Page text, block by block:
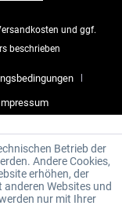
und ggf.
beschrieben
Betrieb der
Andere Cookies,
erhöhen, der
Websites und
nur mit Ihrer